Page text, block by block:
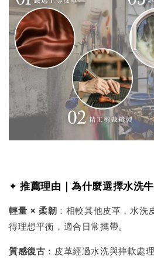
✦ 推薦理由｜為什麼選擇水洗
輕量 × 柔韌 ：相較其他皮革，水洗
得理想平衡，適合日常攜帶。
質感復古 ：皮革經過水洗與摔軟處